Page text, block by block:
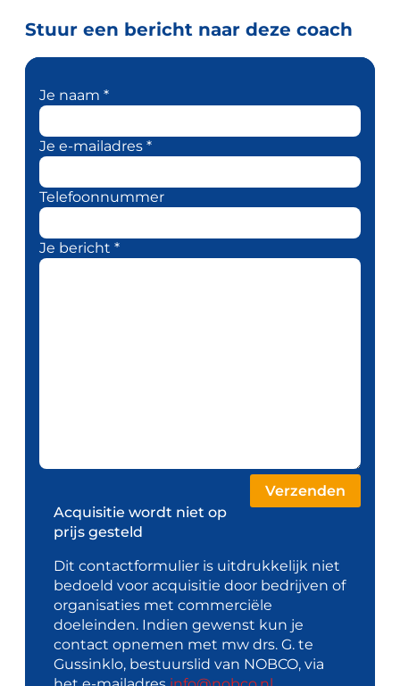
Stuur een bericht naar deze coach
Je naam *
Je e-mailadres *
Telefoonnummer
Je bericht *
Acquisitie wordt niet op
prijs gesteld
Dit contactformulier is uitdrukkelijk niet
bedoeld voor acquisitie door bedrijven of
organisaties met commerciële
doeleinden. Indien gewenst kun je
contact opnemen met mw drs. G. te
Gussinklo, bestuurslid van NOBCO, via